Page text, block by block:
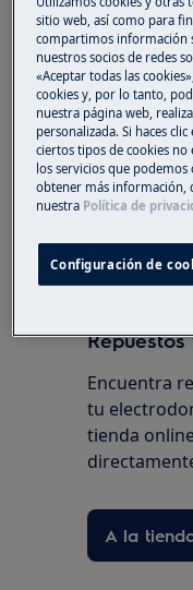
campana-
accesorios
necesarios,
tienda web
Si aun así no se
en contacto con
Encuentra
tu
tienda
A la
sitio web, así como para
compartimos información
nuestros socios de redes
«Aceptar todas las
cookies y, por lo tanto,
nuestra página web,
personalizada. Si haces
ciertos tipos de cookies no
los servicios que
obtener más información,
nuestra Política de
Configuración de